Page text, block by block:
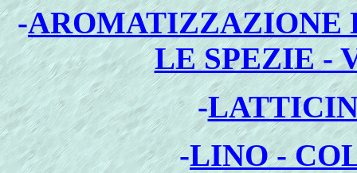
-AROMATIZZAZIONE
LE SPEZIE -
-
-LINO -